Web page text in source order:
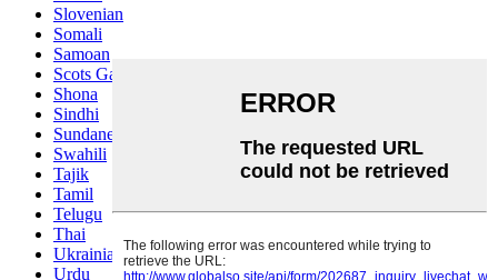
Slovenian
Somali
Samoan
Scots Gaelic
Shona
Sindhi
Sundanese
Swahili
Tajik
Tamil
Telugu
Thai
Ukrainian
Urdu